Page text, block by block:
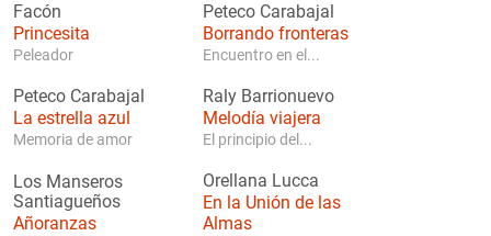
Facón
Princesita
Peleador
Peteco Carabajal
Borrando fronteras
Encuentro en el...
Peteco Carabajal
La estrella azul
Memoria de amor
Raly Barrionuevo
Melodía viajera
El principio del...
Los Manseros
Santiagueños
Añoranzas
Orellana Lucca
En la Unión de las
Almas